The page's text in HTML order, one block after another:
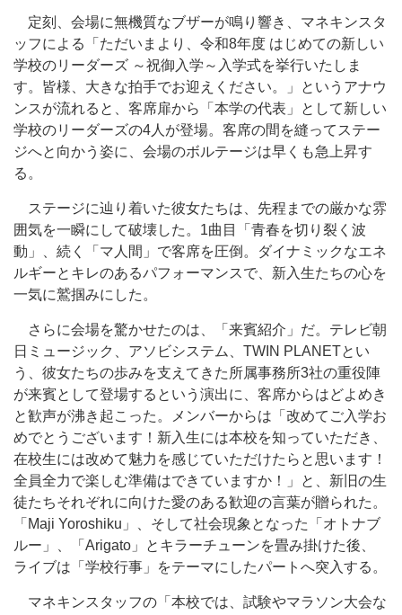
定刻、会場に無機質なブザーが鳴り響き、マネキンスタ
ッフによる「ただいまより、令和8年度 はじめての新しい
学校のリーダーズ ～祝御入学～入学式を挙行いたしま
す。皆様、大きな拍手でお迎えください。」というアナウ
ンスが流れると、客席扉から「本学の代表」として新しい
学校のリーダーズの4人が登場。客席の間を縫ってステー
ジへと向かう姿に、会場のボルテージは早くも急上昇す
る。
ステージに辿り着いた彼女たちは、先程までの厳かな雰
囲気を一瞬にして破壊した。1曲目「青春を切り裂く波
動」、続く「マ人間」で客席を圧倒。ダイナミックなエネ
ルギーとキレのあるパフォーマンスで、新入生たちの心を
一気に鷲掴みにした。
さらに会場を驚かせたのは、「来賓紹介」だ。テレビ朝
日ミュージック、アソビシステム、TWIN PLANETとい
う、彼女たちの歩みを支えてきた所属事務所3社の重役陣
が来賓として登場するという演出に、客席からはどよめき
と歓声が沸き起こった。メンバーからは「改めてご入学お
めでとうございます！新入生には本校を知っていただき、
在校生には改めて魅力を感じていただけたらと思います！
全員全力で楽しむ準備はできていますか！」と、新旧の生
徒たちそれぞれに向けた愛のある歓迎の言葉が贈られた。
「Maji Yoroshiku」、そして社会現象となった「オトナブ
ルー」、「Arigato」とキラーチューンを畳み掛けた後、
ライブは「学校行事」をテーマにしたパートへ突入する。
マネキンスタッフの「本校では、試験やマラソン大会な